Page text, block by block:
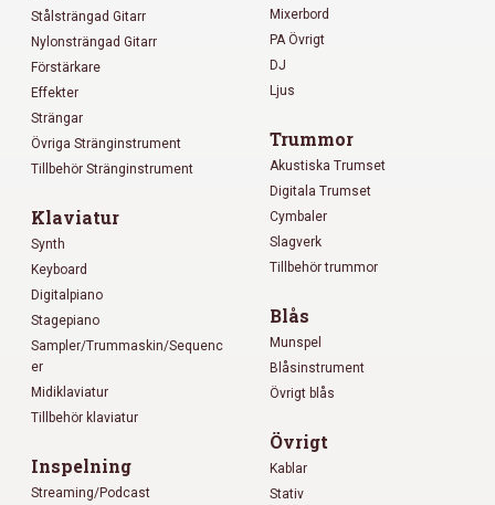
Stålsträngad Gitarr
Nylonsträngad Gitarr
Förstärkare
Effekter
Strängar
Övriga Stränginstrument
Tillbehör Stränginstrument
Klaviatur
Synth
Keyboard
Digitalpiano
Stagepiano
Sampler/Trummaskin/Sequenc
er
Midiklaviatur
Tillbehör klaviatur
Inspelning
Streaming/Podcast
Mixerbord
PA Övrigt
DJ
Ljus
Trummor
Akustiska Trumset
Digitala Trumset
Cymbaler
Slagverk
Tillbehör trummor
Blås
Munspel
Blåsinstrument
Övrigt blås
Övrigt
Kablar
Stativ